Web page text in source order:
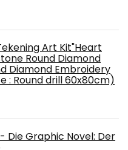
Art Kit"Heart
Round Diamond
Diamond Embroidery
: Round drill 60x80cm)
Die Graphic Novel: Der